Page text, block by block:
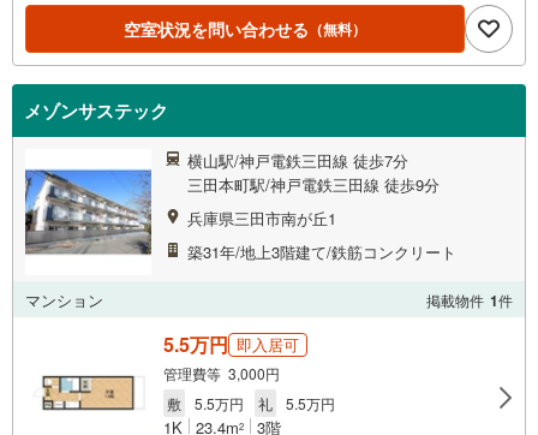
空室状況を問い合わせる （無料）
メゾンサステック
横山駅/神戸電鉄三田線 徒歩7分
三田本町駅/神戸電鉄三田線 徒歩9分
兵庫県三田市南が丘1
築31年/地上3階建て/鉄筋コンクリート
マンション 掲載物件 1件
5.5万円 即入居可
管理費等 3,000円
敷
5.5万円 礼 5.5万円
1K 23.4m2 3階